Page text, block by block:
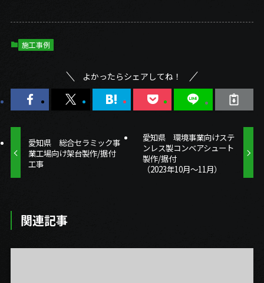
施工事例
よかったらシェアしてね！
愛知県 総合セラミック事
業工場向け架台製作/据付
工事
愛知県 環境事業向けステ
ンレス製コンベアシュート
製作/据付
（2023年10月～11月）
関連記事